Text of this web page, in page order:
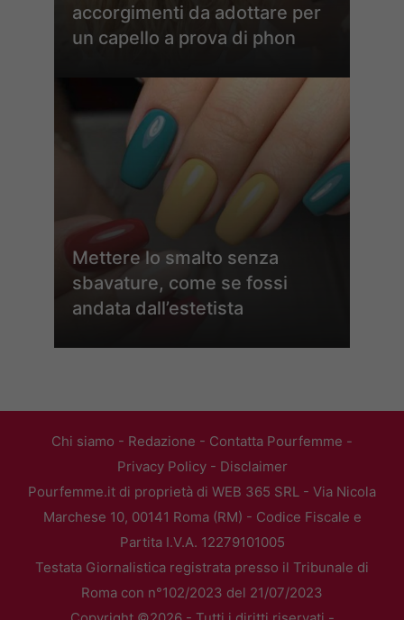
accorgimenti da adottare per
un capello a prova di phon
Mettere lo smalto senza
sbavature, come se fossi
andata dall’estetista
Chi siamo - Redazione - Contatta Pourfemme -
Privacy Policy- Disclaimer
Pourfemme.it di proprietà di WEB 365 SRL - Via Nicola
Marchese 10, 00141 Roma (RM) - Codice Fiscale e
Partita I.V.A. 12279101005
Testata Giornalistica registrata presso il Tribunale di
Roma con n°102/2023 del 21/07/2023